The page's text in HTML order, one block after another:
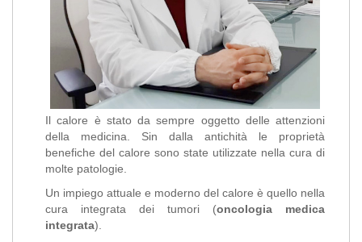
Il calore è stato da sempre oggetto delle attenzioni
della medicina. Sin dalla antichità le proprietà
benefiche del calore sono state utilizzate nella cura di
molte patologie.
Un impiego attuale e moderno del calore è quello nella
cura integrata dei tumori (oncologia medica
integrata).